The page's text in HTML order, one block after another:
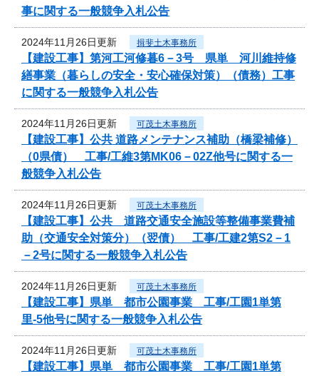
事に関する一般競争入札公告
2024年11月26日更新 揖斐土木事務所
【建設工事】第河工河修暮6－3号 県単 河川維持修
繕事業（暮らしの安全・安心確保対策）（債務）工事
に関する一般競争入札公告
2024年11月26日更新 可茂土木事務所
【建設工事】公共 道路メンテナンス補助（橋梁補修）
（0県債） 工事/工維3第MK06－02Z他号に関する一
般競争入札公告
2024年11月26日更新 可茂土木事務所
【建設工事】公共 道路交通安全施設等整備事業費補
助（交通安全対策分）（翌債） 工事/工建2第S2－1
－2号に関する一般競争入札公告
2024年11月26日更新 可茂土木事務所
【建設工事】県単 都市公園事業 工事/工園1単第
里-5他号に関する一般競争入札公告
2024年11月26日更新 可茂土木事務所
【建設工事】県単 都市公園事業 工事/工園1単第